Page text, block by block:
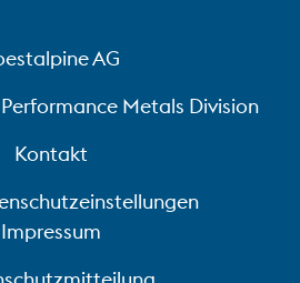
AG
Metals Division
Kontakt
Impressum